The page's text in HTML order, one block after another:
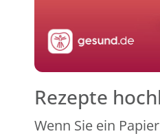
Rezepte
Wenn Sie ein